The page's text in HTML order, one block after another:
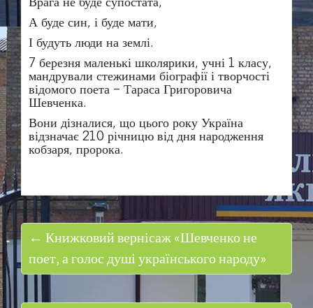
А буде син, і буде мати,
І будуть люди на землі.
7 березня маленькі школярики, учні 1 класу,
мандрували стежинами біографії і творчості
відомого поета – Тараса Григоровича
Шевченка.
Вони дізналися, що цього року Україна
відзначає 210 річницю від дня народження
кобзаря, пророка.
← Книжковий вернісаж «Шевченко не
поет, а голос душі українського народу»